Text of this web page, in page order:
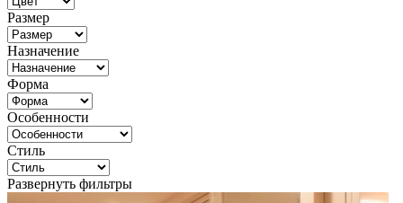
Размер
Назначение
Форма
Особенности
Стиль
Развернуть фильтры